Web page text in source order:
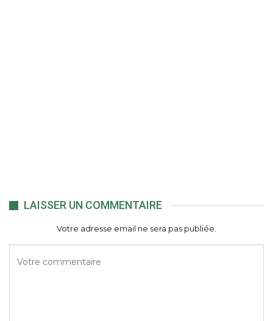
LAISSER UN COMMENTAIRE
Votre adresse email ne sera pas publiée.